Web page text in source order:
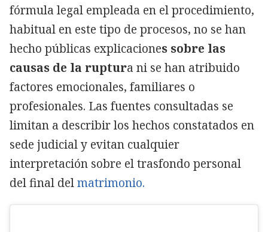
fórmula legal empleada en el procedimiento,
habitual en este tipo de procesos, no se han
hecho públicas explicaciones sobre las
causas de la ruptura ni se han atribuido
factores emocionales, familiares o
profesionales. Las fuentes consultadas se
limitan a describir los hechos constatados en
sede judicial y evitan cualquier
interpretación sobre el trasfondo personal
del final delmatrimonio.